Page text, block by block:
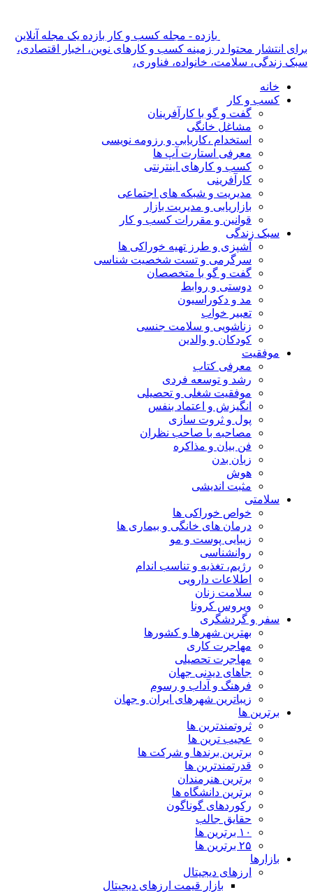
بازده - مجله کسب و کار بازده یک مجله آنلاین
برای انتشار محتوا در زمینه کسب و کارهای نوین، اخبار اقتصادی،
سبک زندگی، سلامت، خانواده، فناوری،
خانه
کسب و کار
گفت و گو با کارآفرینان
مشاغل خانگی
استخدام ،کاریابی و رزومه نویسی
معرفی استارت آپ ها
کسب و کارهای اینترنتی
کارآفرینی
مدیریت و شبکه های اجتماعی
بازاریابی و مدیریت بازار
قوانین و مقررات کسب و کار
سبک زندگی
آشپزی و طرز تهیه خوراکی ها
سرگرمی و تست شخصیت شناسی
گفت و گو با متخصصان
دوستی و روابط
مد و دکوراسیون
تعبیر خواب
زناشویی و سلامت جنسی
کودکان و والدین
موفقیت
معرفی کتاب
رشد و توسعه فردی
موفقیت شغلی و تحصیلی
انگیزش و اعتماد بنفس
پول و ثروت سازی
مصاحبه با صاحب نظران
فن بیان و مذاکره
زبان بدن
هوش
مثبت اندیشی
سلامتی
خواص خوراکی ها
درمان های خانگی و بیماری ها
زیبایی پوست و مو
روانشناسی
رژیم، تغذیه و تناسب اندام
اطلاعات دارویی
سلامت زنان
ویروس کرونا
سفر و گردشگری
بهترین شهرها و کشورها
مهاجرت کاری
مهاجرت تحصیلی
جاهای دیدنی جهان
فرهنگ و آداب و رسوم
زیباترین شهرهای ایران و جهان
برترین ها
ثروتمندترین ها
عجیب ترین ها
برترین برندها و شرکت ها
قدرتمندترین ها
برترین هنرمندان
برترین دانشگاه ها
رکوردهای گوناگون
حقایق جالب
۱۰ برترین ها
۲۵ برترین ها
بازارها
ارزهای دیجیتال
بازار قیمت ارزهای دیجیتال